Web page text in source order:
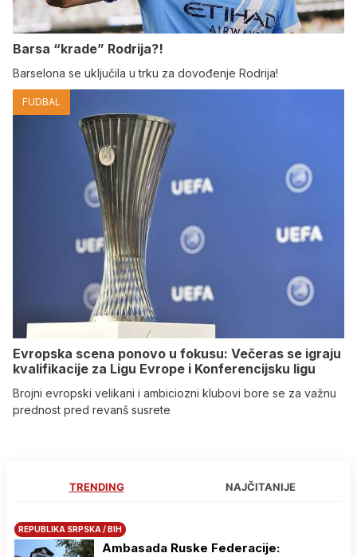
Barsa “krade” Rodrija?!
Barselona se uključila u trku za dovođenje Rodrija!
FUDBAL
Evropska scena ponovo u fokusu: Večeras se igraju
kvalifikacije za Ligu Evrope i Konferencijsku ligu
Brojni evropski velikani i ambiciozni klubovi bore se za važnu
prednost pred revanš susrete
TRENDING NAJČITANIJE
REPUBLIKA SRPSKA / BIH
Ambasada Ruske Federacije: